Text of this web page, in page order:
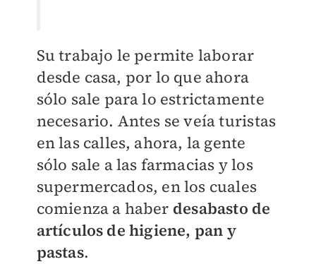
Su trabajo le permite laborar
desde casa, por lo que ahora
sólo sale para lo estrictamente
necesario. Antes se veía turistas
en las calles, ahora, la gente
sólo sale a las farmacias y los
supermercados, en los cuales
comienza a haber desabasto de
artículos de higiene, pan y
pastas.